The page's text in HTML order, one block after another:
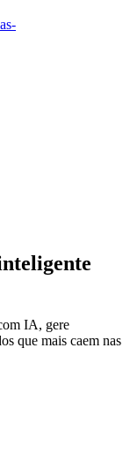
IA, gere
que mais caem nas